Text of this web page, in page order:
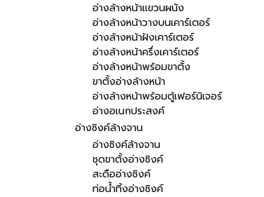
อ่างล้างหน้าแขวนผนัง
อ่างล้างหน้าวางบนเคาร์เตอร์
อ่างล้างหน้าฝังเคาร์เตอร์
อ่างล้างหน้าครึ่งเคาร์เตอร์
อ่างล้างหน้าพร้อมขาตั้ง
ขาตั้งอ่างล้างหน้า
อ่างล้างหน้าพร้อมตู้เฟอร์นิเจอร์
อ่างอเนกประสงค์
อ่างซิงค์ล้างจาน
อ่างซิงค์ล้างจาน
ชุดขาตั้งอ่างซิงค์
สะดืออ่างซิงค์
ท่อน้ำทิ้งอ่างซิงค์